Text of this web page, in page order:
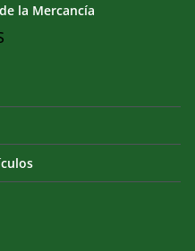
la Mercancía